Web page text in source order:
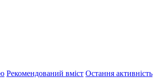
Рекомендований вміст Остання активність